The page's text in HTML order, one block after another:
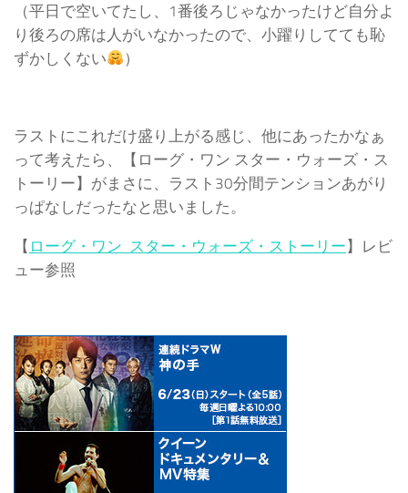
（平日で空いてたし、1番後ろじゃなかったけど自分よ
り後ろの席は人がいなかったので、小躍りしてても恥
ずかしくない
）
ラストにこれだけ盛り上がる感じ、他にあったかなぁ
って考えたら、【ローグ・ワン スター・ウォーズ・ス
トーリー】がまさに、ラスト30分間テンションあがり
っぱなしだったなと思いました。
【 ローグ・ワン スター・ウォーズ・ストーリー】レビ
ュー参照